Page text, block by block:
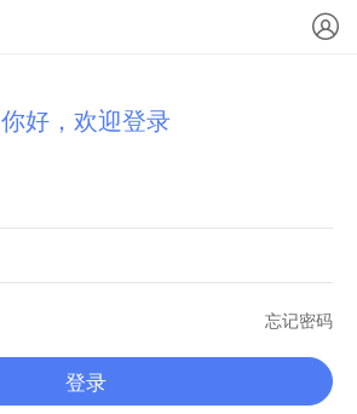
你好，欢迎登录
忘记密码
登录